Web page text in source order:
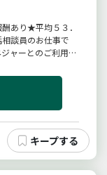
あり★平均５３．
談員のお仕事で
ャーとのご利用調
ャー、地域、他機
ス計画書の作成・